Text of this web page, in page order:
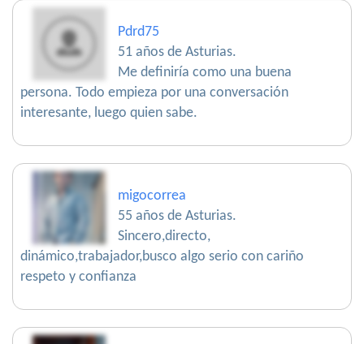
Pdrd75
51 años de Asturias.
Me definiría como una buena
persona. Todo empieza por una conversación
interesante, luego quien sabe.
migocorrea
55 años de Asturias.
Sincero,directo,
dinámico,trabajador,busco algo serio con cariño
respeto y confianza